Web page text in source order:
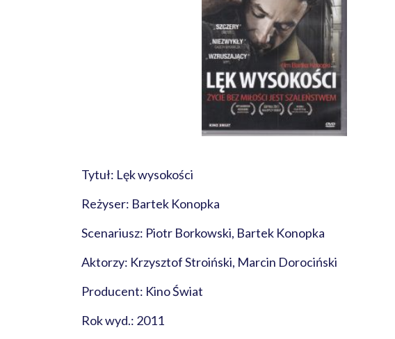
Tytuł: Lęk wysokości
Reżyser: Bartek Konopka
Scenariusz: Piotr Borkowski, Bartek Konopka
Aktorzy: Krzysztof Stroiński, Marcin Dorociński
Producent: Kino Świat
Rok wyd.: 2011